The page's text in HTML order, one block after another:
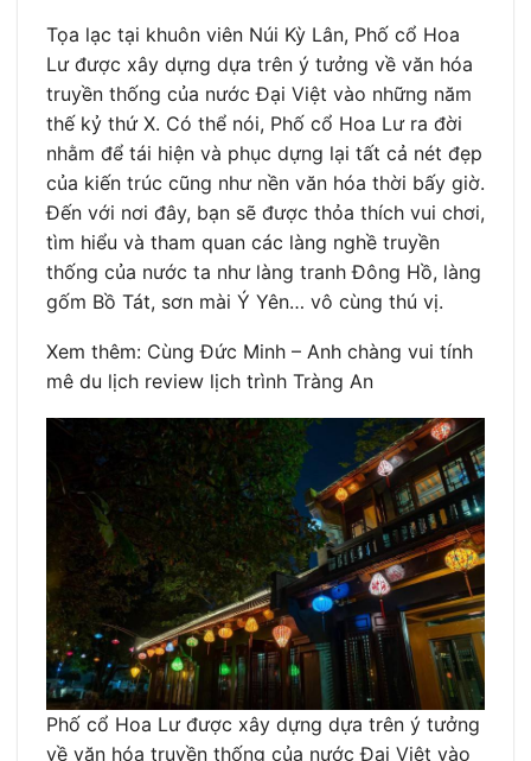
Tọa lạc tại khuôn viên Núi Kỳ Lân, Phố cổ Hoa
Lư được xây dựng dựa trên ý tưởng về văn hóa
truyền thống của nước Đại Việt vào những năm
thế kỷ thứ X. Có thể nói, Phố cổ Hoa Lư ra đời
nhằm để tái hiện và phục dựng lại tất cả nét đẹp
của kiến trúc cũng như nền văn hóa thời bấy giờ.
Đến với nơi đây, bạn sẽ được thỏa thích vui chơi,
tìm hiểu và tham quan các làng nghề truyền
thống của nước ta như làng tranh Đông Hồ, làng
gốm Bồ Tát, sơn mài Ý Yên… vô cùng thú vị.
Xem thêm: Cùng Đức Minh – Anh chàng vui tính
mê du lịch review lịch trình Tràng An
Phố cổ Hoa Lư được xây dựng dựa trên ý tưởng
về văn hóa truyền thống của nước Đại Việt vào